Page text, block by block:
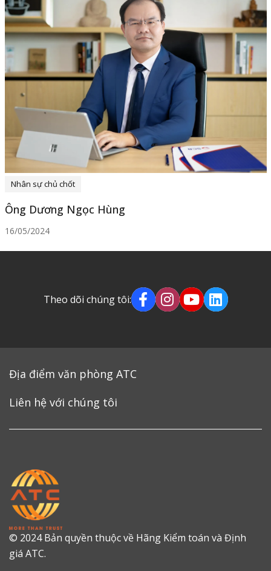
Nhân sự chủ chốt
Ông Dương Ngọc Hùng
16/05/2024
Theo dõi chúng tôi:
Địa điểm văn phòng ATC
Liên hệ với chúng tôi
© 2024 Bản quyền thuộc về Hãng Kiểm toán và Định
giá ATC.